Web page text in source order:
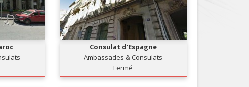
Commerces
Mode, ...
Loisirs
Plages, sports, ...
Tourisme, ...
Consulat d'Espagne
Ambassades & Consulats
Fermé